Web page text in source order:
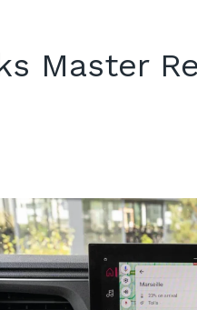
Master